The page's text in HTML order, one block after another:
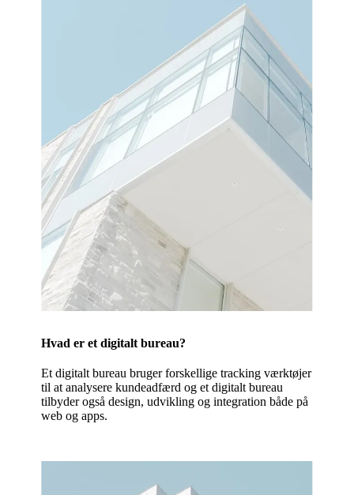
Hvad er et digitalt bureau?
Et digitalt bureau bruger forskellige tracking værktøjer
til at analysere kundeadfærd og et digitalt bureau
tilbyder også design, udvikling og integration både på
web og apps.